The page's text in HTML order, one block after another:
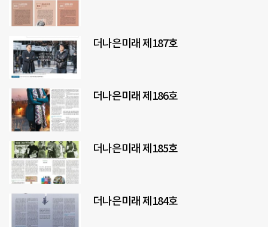
더나은미래 제187호
더나은미래 제186호
더나은미래 제185호
더나은미래 제184호